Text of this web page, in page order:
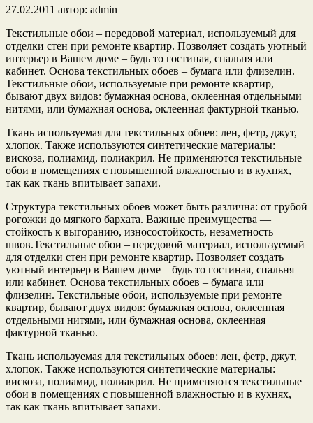
27.02.2011 автор: admin
Текстильные обои – передовой материал, используемый для
отделки стен при ремонте квартир. Позволяет создать уютный
интерьер в Вашем доме – будь то гостиная, спальня или
кабинет. Основа текстильных обоев – бумага или флизелин.
Текстильные обои, используемые при ремонте квартир,
бывают двух видов: бумажная основа, оклеенная отдельными
нитями, или бумажная основа, оклеенная фактурной тканью.
Ткань используемая для текстильных обоев: лен, фетр, джут,
хлопок. Также используются синтетические материалы:
вискоза, полиамид, полиакрил. Не применяются текстильные
обои в помещениях с повышенной влажностью и в кухнях,
так как ткань впитывает запахи.
Структура текстильных обоев может быть различна: от грубой
рогожки до мягкого бархата. Важные преимущества —
стойкость к выгоранию, износостойкость, незаметность
швов.Текстильные обои – передовой материал, используемый
для отделки стен при ремонте квартир. Позволяет создать
уютный интерьер в Вашем доме – будь то гостиная, спальня
или кабинет. Основа текстильных обоев – бумага или
флизелин. Текстильные обои, используемые при ремонте
квартир, бывают двух видов: бумажная основа, оклеенная
отдельными нитями, или бумажная основа, оклеенная
фактурной тканью.
Ткань используемая для текстильных обоев: лен, фетр, джут,
хлопок. Также используются синтетические материалы:
вискоза, полиамид, полиакрил. Не применяются текстильные
обои в помещениях с повышенной влажностью и в кухнях,
так как ткань впитывает запахи.